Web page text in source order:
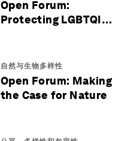
Open Forum:
Protecting LGBTQI+
自然与生物多样性
Open Forum: Making
the Case for Nature